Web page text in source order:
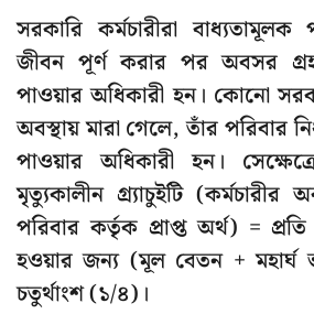
সরকারি কর্মচারীরা
জীবন পূর্ণ করার পর অবসর
পাওয়ার অধিকারী হন। কোনো
অবস্থায় মারা গেলে, তাঁর পরিবার
পাওয়ার অধিকারী হন।
মৃত্যুকালীন গ্র্যাচুইটি
পরিবার কর্তৃক প্রাপ্ত অর্থ) =
হওয়ার জন্য (মূল বেতন + মহার্ঘ
চতুর্থাংশ (১/৪)।